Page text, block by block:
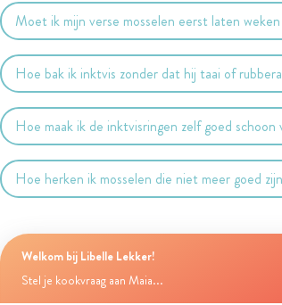
Moet ik mijn verse mosselen eerst laten
Hoe bak ik inktvis zonder dat hij taai of
Hoe maak ik de inktvisringen zelf goed schoon
Hoe herken ik mosselen die niet meer goed
Welkom bij Libelle Lekker!
Stel je kookvraag aan Maia...